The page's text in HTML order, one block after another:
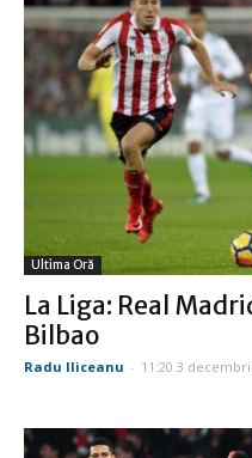
Ultima Oră
La Liga: Real
Bilbao
Radu Iliceanu - 11:20 3